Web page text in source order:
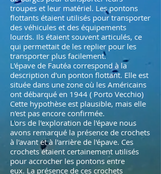
troupes et leur matériel. Les pontons
flottants étaient utilisés pour transporter
des véhicules et des équipements
lourds. Ils étaient souvent articulés, ce
qui permettait de les replier pour les
transporter plus facilement.
L'épave de Fautéa correspond à la
description d'un ponton flottant. Elle est
située dans une zone où les Américains
ont débarqué en 1944 ( Porto Vecchio)
Cette hypothèse est plausible, mais elle
n'est pas encore confirmée.
L'ors de l'exploration de l'épave nous
avons remarqué la présence de crochets
à l'avant et à l'arrière de l'épave. Ces
crochets étaient certainement utilisés
pour accrocher les pontons entre
eux. La présence de ces crochets